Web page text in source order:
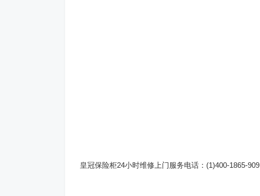
皇冠保险柜24小时维修上门服务电话：(1)400-1865-909